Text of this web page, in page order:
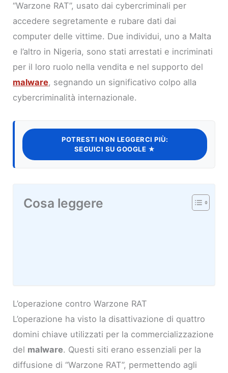
“Warzone RAT”, usato dai cybercriminali per
accedere segretamente e rubare dati dai
computer delle vittime. Due individui, uno a Malta
e l’altro in Nigeria, sono stati arrestati e incriminati
per il loro ruolo nella vendita e nel supporto del
malware, segnando un significativo colpo alla
cybercriminalità internazionale.
POTRESTI NON LEGGERCI PIÙ:
SEGUICI SU GOOGLE ★
Cosa leggere
L’operazione contro Warzone RAT
L’operazione ha visto la disattivazione di quattro
domini chiave utilizzati per la commercializzazione
del malware. Questi siti erano essenziali per la
diffusione di “Warzone RAT”, permettendo agli